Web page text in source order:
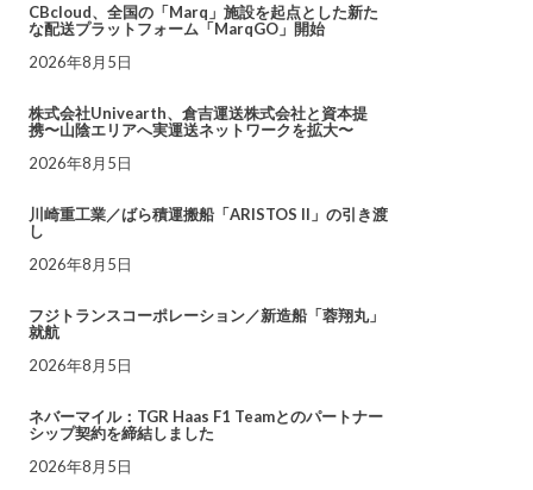
CBcloud、全国の「Marq」施設を起点とした新た
な配送プラットフォーム「MarqGO」開始
2026年8月5日
株式会社Univearth、倉吉運送株式会社と資本提
携〜山陰エリアへ実運送ネットワークを拡大〜
2026年8月5日
川崎重工業／ばら積運搬船「ARISTOS II」の引き渡
し
2026年8月5日
フジトランスコーポレーション／新造船「蓉翔丸」
就航
2026年8月5日
ネバーマイル：TGR Haas F1 Teamとのパートナー
シップ契約を締結しました
2026年8月5日